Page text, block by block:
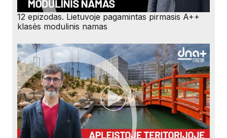
12 epizodas. Lietuvoje pagamintas pirmasis A++
klasės modulinis namas